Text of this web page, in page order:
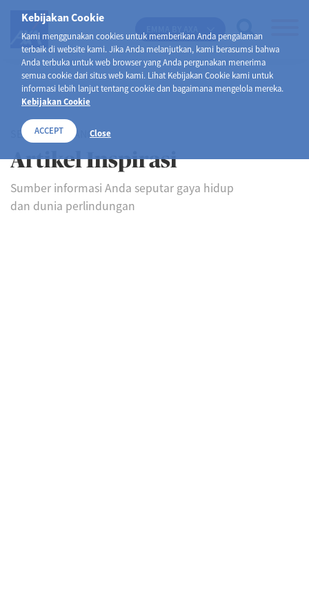
Kebijakan Cookie
Kami menggunakan cookies untuk memberikan Anda pengalaman
terbaik di website kami. Jika Anda melanjutkan, kami berasumsi bahwa
Anda terbuka untuk web browser yang Anda pergunakan menerima
semua cookie dari situs web kami. Lihat Kebijakan Cookie kami untuk
informasi lebih lanjut tentang cookie dan bagaimana mengelola mereka.
Kebijakan Cookie
ACCEPT Close
SELAMAT DATANG DI
Artikel Inspirasi
Sumber informasi Anda seputar gaya hidup
dan dunia perlindungan